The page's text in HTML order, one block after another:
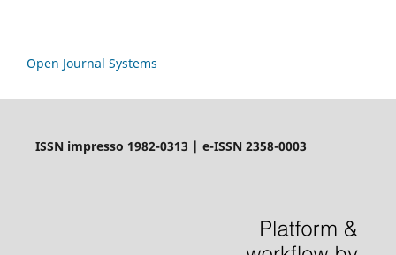
Open Journal Systems
ISSN impresso 1982-0313 | e-ISSN 2358-0003